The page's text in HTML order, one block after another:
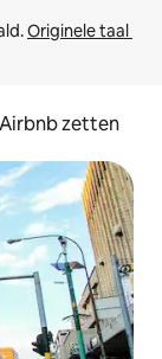
Originele taal
zetten